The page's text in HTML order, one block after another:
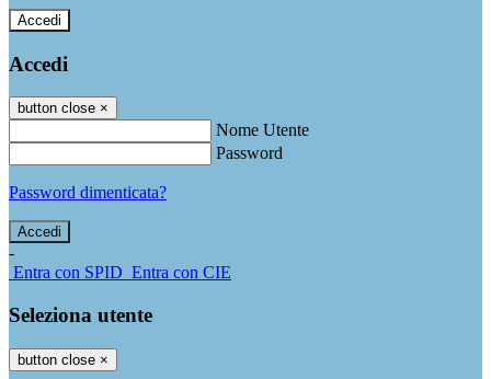
Accedi
Accedi
button close ×
Nome Utente
Password
Password dimenticata?
-
Entra con SPID Entra con CIE
Seleziona utente
button close ×